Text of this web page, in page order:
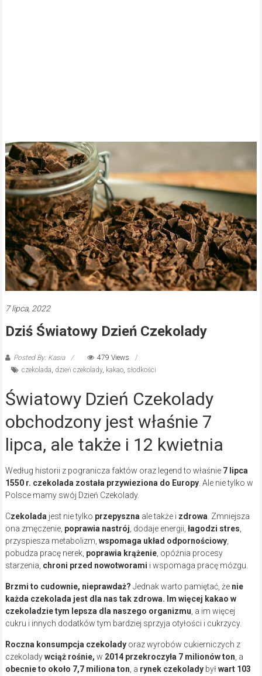
7 lipca, 2022
Dziś Światowy Dzień Czekolady
Posted By: Kasia
479 Views
czekolada, dzień czekolady, kakao, słodkości
Światowy Dzień Czekolady
obchodzony jest właśnie 7
lipca, ale także i 12 kwietnia
Według historii z pogranicza faktów oraz legend to właśnie 7 lipca
1550 r. czekolada została przywieziona do Europy. Ale nie tylko w
Polsce mamy swój Dzień Czekolady.
Czekoladajest nie tylko przepysznaale także i zdrowa. Zmniejsza
ona zmęczenie, poprawia nastrój, dodaje energii, łagodzi stres,
przyspiesza metabolizm, wspomaga układ odpornościowy,
pobudza pracę nerek, poprawia krążenie, opóźnia procesy
starzenia, chroni przed nowotworami i wspomaga pracę mózgu.
Brzmi to cudownie, nieprawdaż? Jednak warto pamiętać, że nie
każda czekolada jest dla nas tak zdrowa. Im więcej kakao w
czekoladzie tym lepsza dla naszego organizmu, a im więcej
cukru i innych dodatków tym bardziej sprzyja otyłości i cukrzycy.
Roczna konsumpcja czekoladyoraz wyrobów cukierniczych z
czekoladywciąż rośnie, w 2014 przekroczyła 7 milionów ton, a
obecnie to około 7,7 miliona ton, a rynek czekoladybyłwart 103